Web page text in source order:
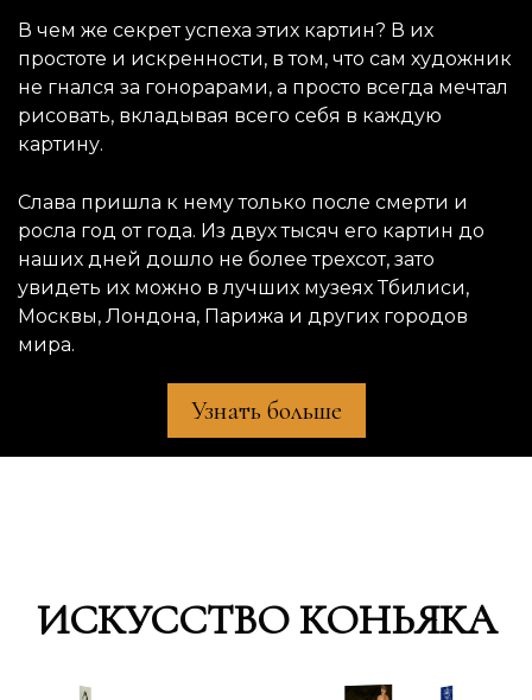
В чем же секрет успеха этих картин? В их
простоте и искренности, в том, что сам художник
не гнался за гонорарами, а просто всегда мечтал
рисовать, вкладывая всего себя в каждую
картину.
Слава пришла к нему только после смерти и
росла год от года. Из двух тысяч его картин до
наших дней дошло не более трехсот, зато
увидеть их можно в лучших музеях Тбилиси,
Москвы, Лондона, Парижа и других городов
мира.
Узнать больше
ИСКУССТВО КОНЬЯКА